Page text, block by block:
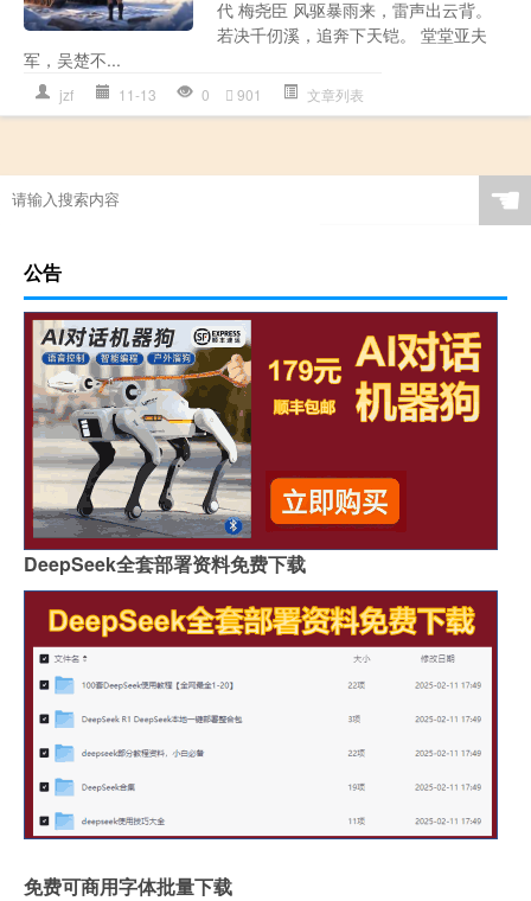
代 梅尧臣 风驱暴雨来，雷声出云背。
若决千仞溪，追奔下天铠。 堂堂亚夫
军，吴楚不...
jzf 11-13 0 901 文章列表
☚
公告
DeepSeek全套部署资料免费下载
免费可商用字体批量下载